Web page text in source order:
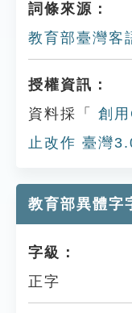
詞條來源：
教育部臺灣客
授權資訊：
資料採「
創
止改作 臺灣
教育部異體字
字級：
正字